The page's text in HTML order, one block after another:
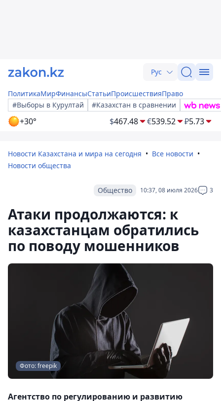
Рус
ПолитикаМирФинансыСтатьиПроисшествияПраво
#Выборы в Курултай
#Казахстан в сравнении
+30° $467.48 €539.52 ₽5.73
Новости Казахстана и мира на сегодня
Все новости
Новости общества
10:37, 08 июля 2026 3
Общество
Атаки продолжаются: к
казахстанцам обратились
по поводу мошенников
Фото: freepik
Агентство по регулированию и развитию